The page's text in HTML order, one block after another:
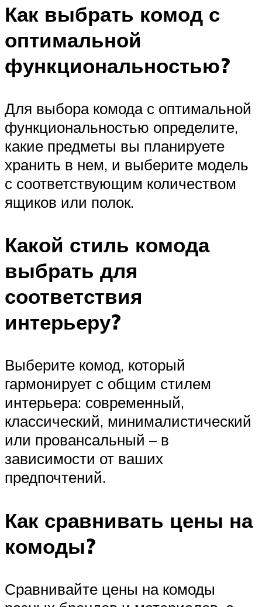
Как выбрать комод с
оптимальной
функциональностью?
Для выбора комода с оптимальной
функциональностью определите,
какие предметы вы планируете
хранить в нем, и выберите модель
с соответствующим количеством
ящиков или полок.
Какой стиль комода
выбрать для
соответствия
интерьеру?
Выберите комод, который
гармонирует с общим стилем
интерьера: современный,
классический, минималистический
или провансальный – в
зависимости от ваших
предпочтений.
Как сравнивать цены на
комоды?
Сравнивайте цены на комоды